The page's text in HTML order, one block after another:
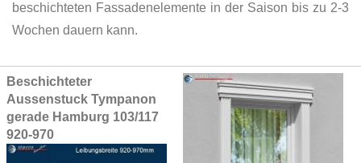
beschichteten Fassadenelemente in der Saison bis zu 2-3
Wochen dauern kann.
Grouped
product
Beschichteter
Aussenstuck Tympanon
gerade Hamburg 103/117
920-970